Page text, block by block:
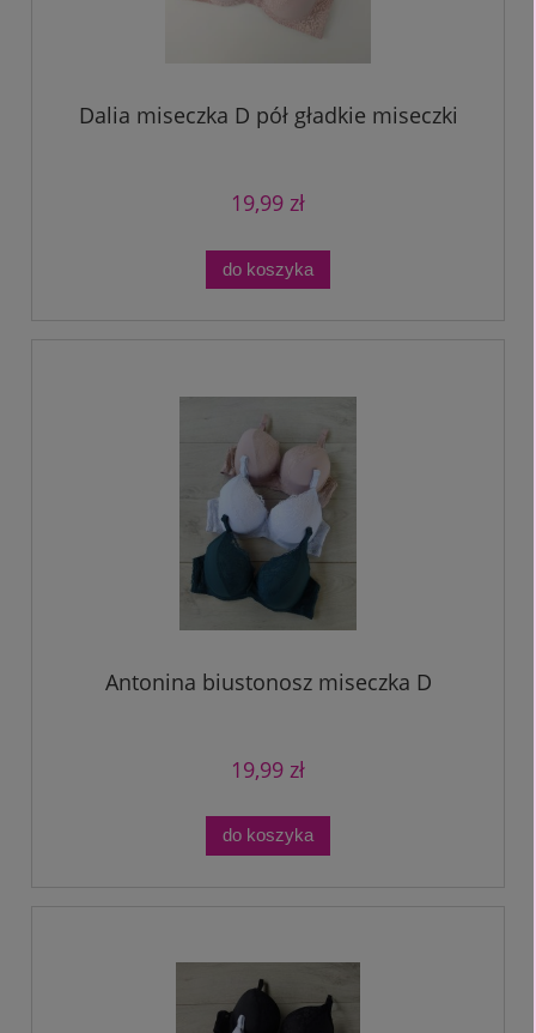
Dalia miseczka D pół gładkie miseczki
19,99 zł
do koszyka
Antonina biustonosz miseczka D
19,99 zł
do koszyka